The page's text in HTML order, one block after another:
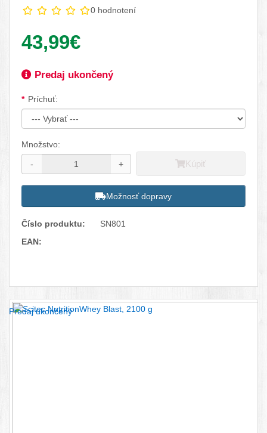
0 hodnotení
43,99€
Dostupnosť:
Predaj ukončený
Dostupné možnosti
Príchuť:
Množstvo:
- + Kúpiť
Možnosť dopravy
Číslo produktu:
SN801
EAN:
Predaj ukončený